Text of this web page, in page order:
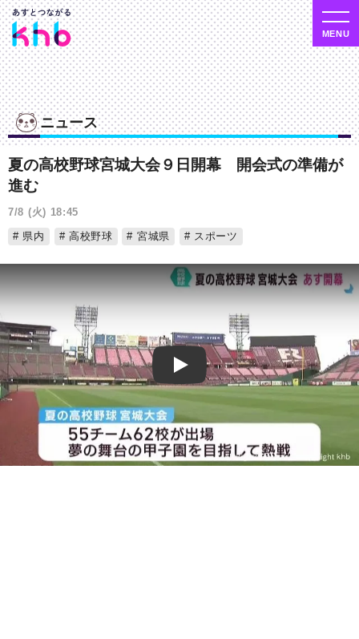
ニュース
夏の高校野球宮城大会９日開幕 開会式の準備が
進む
7/8 (火) 18:45
県内
高校野球 宮城県 スポーツ
Play